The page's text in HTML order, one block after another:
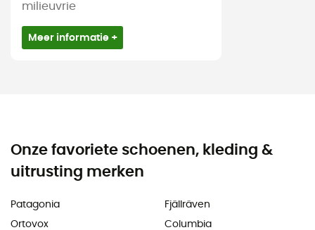
milieuvrie
Meer informatie +
Onze favoriete schoenen, kleding &
uitrusting merken
Patagonia
Ortovox
Fjällräven
Columbia